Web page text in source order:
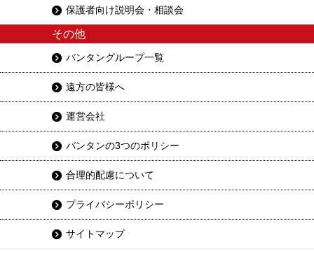
保護者向け説明会・相談会
その他
バンタングループ一覧
遠方の皆様へ
運営会社
バンタンの3つのポリシー
合理的配慮について
プライバシーポリシー
サイトマップ